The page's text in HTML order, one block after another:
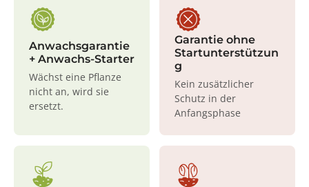
Anwachsgarantie
+ Anwachs-Starter
Wächst eine Pflanze
nicht an, wird sie
ersetzt.
Garantie ohne
Startunterstützun
g
Kein zusätzlicher
Schutz in der
Anfangsphase